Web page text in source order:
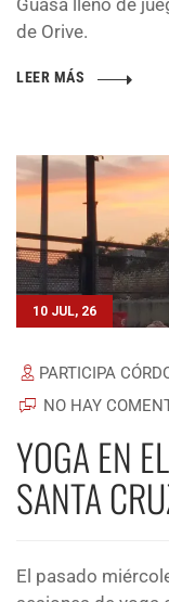
Guasa llenó de
de Orive.
LEER MÁS
10 JUL, 26
PARTICIPA
NO HAY
YOGA EN
SANTA
El pasado